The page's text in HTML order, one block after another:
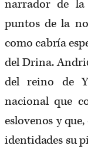
narrador de
puntos de la
como cabría
del Drina.
del reino de
nacional que
eslovenos y
identidades su